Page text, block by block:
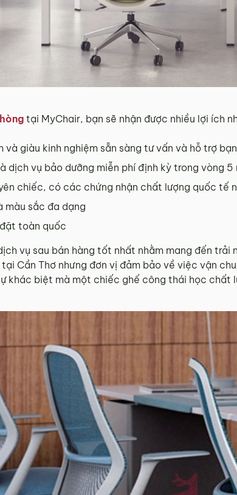
tại MyChair, bạn sẽ nhận được nhiều lợi ích
giàu kinh nghiệm sẵn sàng tư vấn và hỗ trợ
dịch vụ bảo dưỡng miễn phí định kỳ trong vòng 5
chiếc, có các chứng nhận chất lượng quốc tế
màu sắc đa dạng
toàn quốc
vụ sau bán hàng tốt nhất nhằm mang đến
Cần Thơ nhưng đơn vị đảm bảo về việc vận
khác biệt mà một chiếc ghế công thái học chất